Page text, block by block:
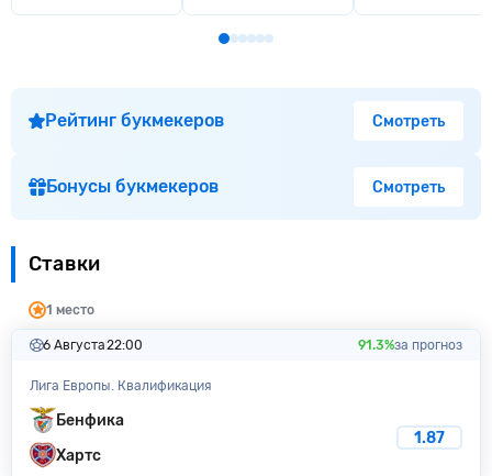
Рейтинг букмекеров Смотреть
Бонусы букмекеров Смотреть
Ставки
1 место
6 Августа22:00 91.3%за прогноз
Лига Европы. Квалификация
Бенфика
Хартс
1.87